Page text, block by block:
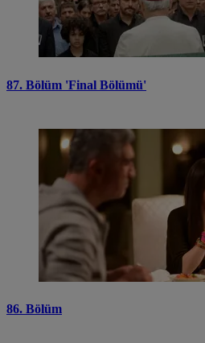
87. Bölüm 'Final Bölümü'
86. Bölüm